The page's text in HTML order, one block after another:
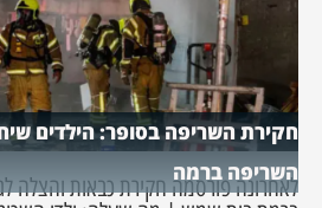
חקירת השריפה בסופר: הילדים
השריפה ברמה
לאחרונה פורסמה חקירת כבאות והצלה